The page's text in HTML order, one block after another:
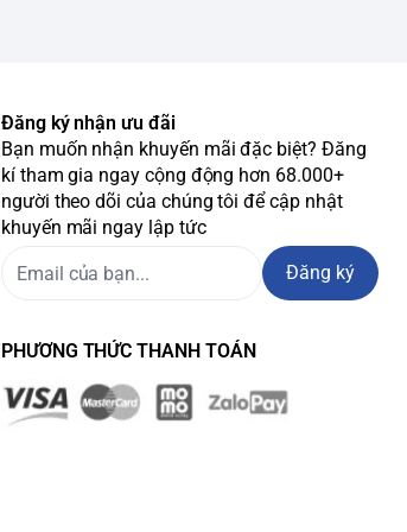
Đăng ký nhận ưu đãi
Bạn muốn nhận khuyến mãi đặc biệt? Đăng
kí tham gia ngay cộng động hơn 68.000+
người theo dõi của chúng tôi để cập nhật
khuyến mãi ngay lập tức
Đăng ký
PHƯƠNG THỨC THANH TOÁN